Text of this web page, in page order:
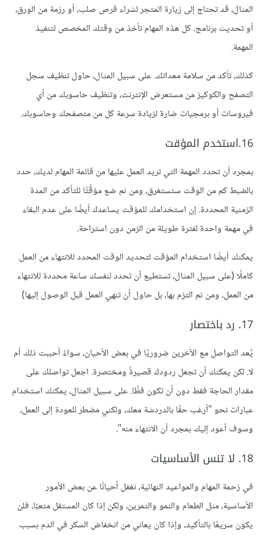
المثال، قد تحتاج إلى زيارة المتجر لشراء قرص صلب، أو رزمة من الورق،
أو تحديث برنامج. كل هذه المهام تأخذ من وقتك المخصص لتنفيذ
المهمة.
كذلك، تأكد من سلامة معداتك. على سبيل المثال، حاول تنظيف سجل
التصفح والكوكيز من مستعرض الإنترنت، وتنظيف حاسوبك من أي
فيروسات أو برمجيات ضارة لزيادة سرعة كل من متصفحك وحاسوبك.
16.استخدم المؤقت
بمجرد أن تحدد المهمة التي تريد العمل عليها من قائمة المهام لديك، حدد
بالضبط كم من الوقت ستستغرق، ومن ثم ضع مؤقِّتًا للتأكد من المدة
الزمنية المحددة. إن استخدامك للمؤقت يساعدك أيضًا على عدم البقاء
في مهمة واحدة لفترة طويلة من الزمن دون استراحة.
يمكنك أيضًا استخدام المؤقت لتحديد الوقت المحدد للانتهاء من العمل
كاملًا (على سبيل المثال، تستطيع أن تحدد لنفسك ساعة محددة للانتهاء
من العمل، ومن ثم التزم بها، بل حاول أن تنهي العمل قبل الوصول إليها)
17. رد باختصار
يُعد التواصل مع الآخرين ضروريًا في بعض الأحيان، سواءً أحببت ذلك أم
لا. لكن يمكنك أن تجعل ردودك قصيرةً ومختصرة. اجعل تواصلك على
مقدار الحاجة فقط دون أن تكون فظًا. على سبيل المثال، يمكنك استخدام
عبارات نحو "أرغب حقًا بالدردشة معك، ولكني مضطر للعودة إلى العمل،
وسوف أعود إليك بمجرد أن الانتهاء منه".
18. لا تنس الأساسيات
في زحمة المهام والمواعيد النهائية، نغفل أحيانًا عن بعض الأمور
الأساسية، مثل الطعام والنمو والتمرين، ولكن إذا كان المستقل متعبًا، فلن
يكون سريعًا بالتأكيد، وإذا كان يعاني من انخفاض السكر في الدم بسبب